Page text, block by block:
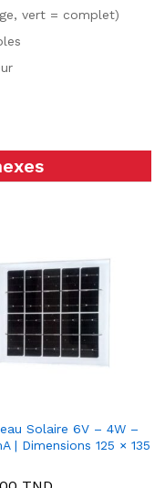
vert = complet)
Solaire 6V – 4W –
| Dimensions 125 × 135